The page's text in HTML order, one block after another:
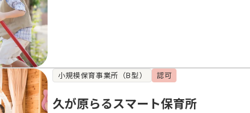
小規模保育事業所（B型） 認可
久が原らるスマート保育所